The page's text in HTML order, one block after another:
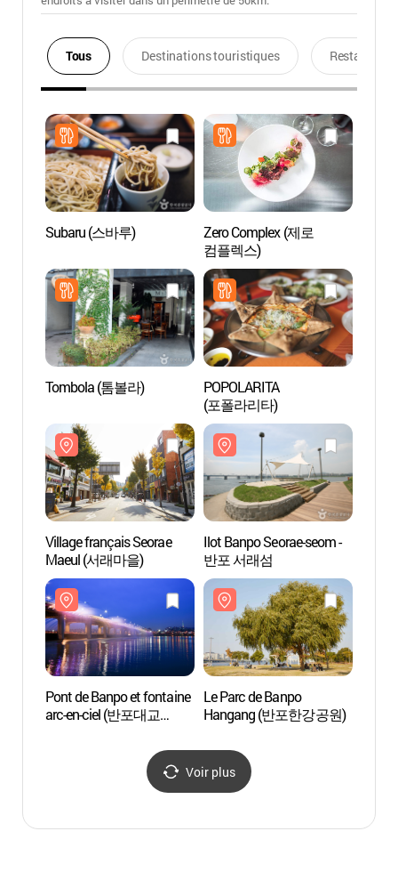
Tous Destinations touristiques Restaurants
Subaru (스바루)
Zero Complex (제로
컴플렉스)
Tombola (톰볼라)
POPOLARITA
(포폴라리타)
Village français Seorae
Maeul (서래마을)
Ilot Banpo Seorae-seom -
반포 서래섬
Pont de Banpo et fontaine
arc-en-ciel (반포대교
Le Parc de Banpo
Hangang (반포한강공원)
Voir plus